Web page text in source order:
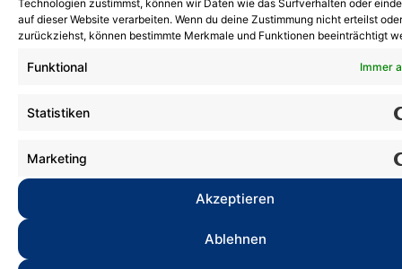
Technologien zustimmst, können wir Daten wie das Surfverhalten oder
auf dieser Website verarbeiten. Wenn du deine Zustimmung nicht erteilst oder
zurückziehst, können bestimmte Merkmale und Funktionen beeinträchtigt
Funktional Immer
Statistiken
Marketing
Akzeptieren
Ablehnen
Deutsche
Kindermeisterschaft